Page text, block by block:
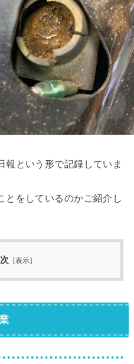
報という形で記録していま
とをしているのかご紹介し
[表示]